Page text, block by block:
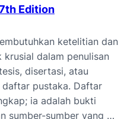
Edition
ketelitian dan
krusial dalam penulisan
disertasi, atau
daftar pustaka. Daftar
ia adalah bukti
sumber-sumber yang …